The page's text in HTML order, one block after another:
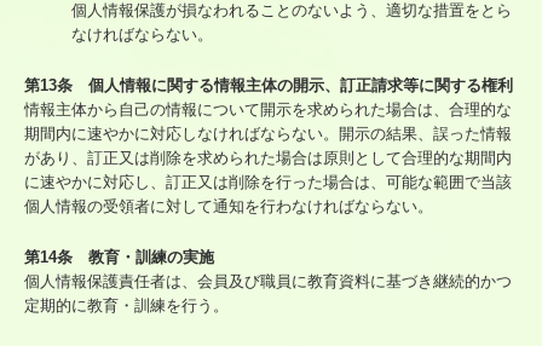
個人情報保護が損なわれることのないよう、適切な措置をとら
なければならない。
第13条 個人情報に関する情報主体の開示、訂正請求等に関する権利
情報主体から自己の情報について開示を求められた場合は、合理的な
期間内に速やかに対応しなければならない。開示の結果、誤った情報
があり、訂正又は削除を求められた場合は原則として合理的な期間内
に速やかに対応し、訂正又は削除を行った場合は、可能な範囲で当該
個人情報の受領者に対して通知を行わなければならない。
第14条 教育・訓練の実施
個人情報保護責任者は、会員及び職員に教育資料に基づき継続的かつ
定期的に教育・訓練を行う。